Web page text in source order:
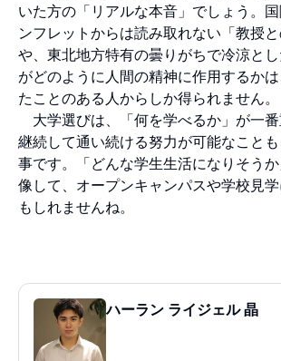
いた方の「リアルな本音」でしょう。
ンフレットからは読み取れない「教授と
や、東北地方特有の曇りがちで冷涼と
がどのように人間の精神に作用するか
たことのある人からしか得られません。
大学選びは、「何を学べるか」が一番
継続して通い続ける努力が可能なこと
事です。「どんな学生生活になりそう
像して、オープンキャンパスや学校見
もしれませんね。
ハーラン ライジェル 晶